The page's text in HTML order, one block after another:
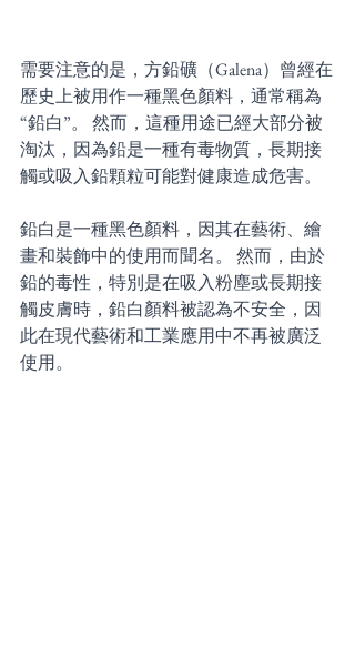
需要注意的是，方鉛礦（Galena）曾經在
歷史上被用作一種黑色顏料，通常稱為
“鉛白”。 然而，這種用途已經大部分被
淘汰，因為鉛是一種有毒物質，長期接
觸或吸入鉛顆粒可能對健康造成危害。
鉛白是一種黑色顏料，因其在藝術、繪
畫和裝飾中的使用而聞名。 然而，由於
鉛的毒性，特別是在吸入粉塵或長期接
觸皮膚時，鉛白顏料被認為不安全，因
此在現代藝術和工業應用中不再被廣泛
使用。